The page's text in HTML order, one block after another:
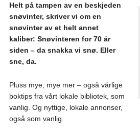
Helt på tampen av en beskjeden
snøvinter, skriver vi om en
snøvinter av et helt annet
kaliber: Snøvinteren for 70 år
siden – da snakka vi snø. Eller
sne, da.
Pluss mye, mye mer – også vårlige
boktips fra vårt lokale bibliotek, som
vanlig. Og nyttige, lokale annonser,
også som vanlig.